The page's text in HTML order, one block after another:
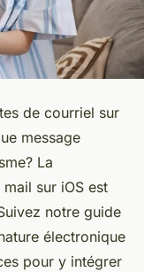
de courriel sur
message
La
sur iOS est
notre guide
électronique
pour y intégrer